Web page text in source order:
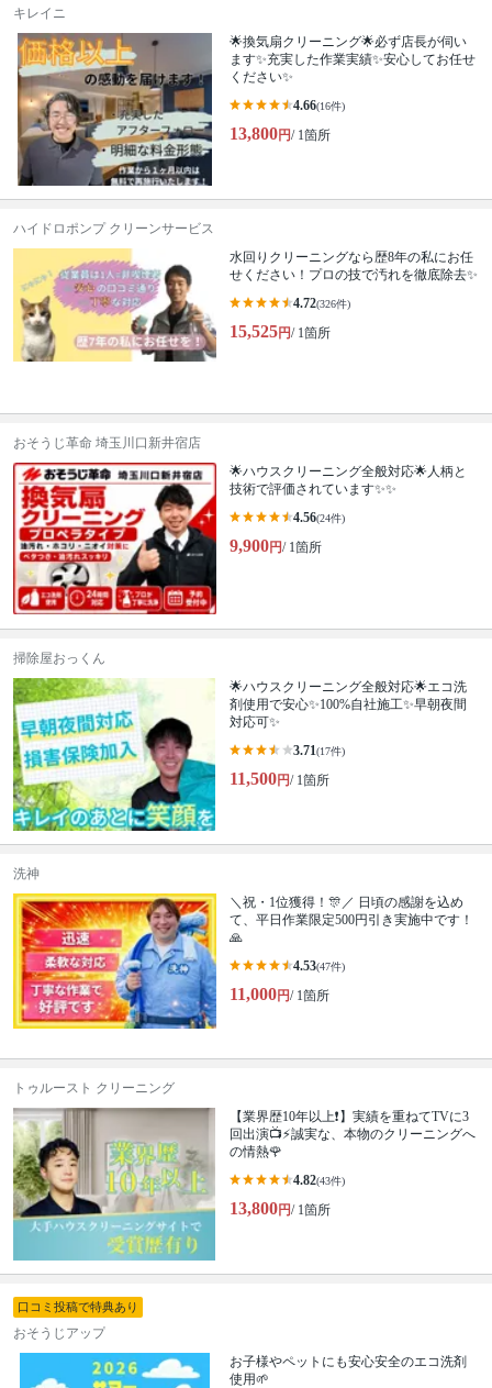
キレイニ
🌟換気扇クリーニング🌟必ず店長が伺い
ます✨充実した作業実績✨安心してお任せ
ください✨
4.66(16件)
13,800円/ 1箇所
ハイドロポンプ クリーンサービス
水回りクリーニングなら歴8年の私にお任
せください！プロの技で汚れを徹底除去✨
4.72(326件)
15,525円/ 1箇所
おそうじ革命 埼玉川口新井宿店
🌟ハウスクリーニング全般対応🌟人柄と
技術で評価されています✨✨
4.56(24件)
9,900円/ 1箇所
掃除屋おっくん
🌟ハウスクリーニング全般対応🌟エコ洗
剤使用で安心✨100%自社施工✨早朝夜間
対応可✨
3.71(17件)
11,500円/ 1箇所
洗神
＼祝・1位獲得！🎊／ 日頃の感謝を込め
て、平日作業限定500円引き実施中です！
🙏
4.53(47件)
11,000円/ 1箇所
トゥルースト クリーニング
【業界歴10年以上❗️】実績を重ねてTVに3
回出演📺⚡️誠実な、本物のクリーニングへ
の情熱🌹
4.82(43件)
13,800円/ 1箇所
口コミ投稿で特典あり
おそうじアップ
お子様やペットにも安心安全のエコ洗剤
使用🌱